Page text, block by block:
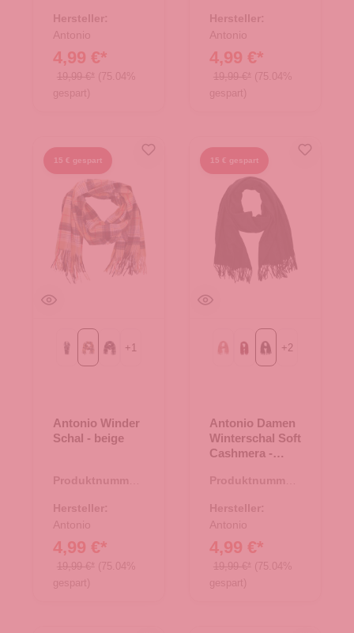
Hersteller:
Antonio
4,99 €*
19,99 €* (75.04%
gespart)
Hersteller:
Antonio
4,99 €*
19,99 €* (75.04%
gespart)
15 € gespart
Kariertbeigenavy
+ 1
Antonio Winder
Schal - beige
Produktnummer:
Hersteller:
Antonio
4,99 €*
19,99 €* (75.04%
gespart)
15 € gespart
alt rosabordeaux
schwarz
+2
Antonio Damen
Winterschal Soft
Cashmera -
Produktnummer:
Hersteller:
Antonio
4,99 €*
19,99 €* (75.04%
gespart)